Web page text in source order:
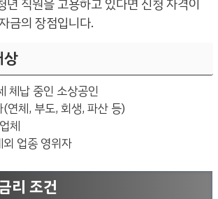
년 직원을 고용하고 있다면 신청 자격이
금의 장점입니다.
상
체납 중인 소상공인
연체, 부도, 회생, 파산 등)
체
업종 영위자
리 조건